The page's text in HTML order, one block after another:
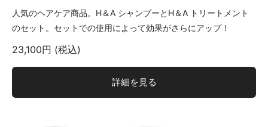
人気のヘアケア商品。H＆A シャンプーとH＆A トリートメント
のセット。セットでの使用によって効果がさらにアップ！
23,100円 (税込)
詳細を見る